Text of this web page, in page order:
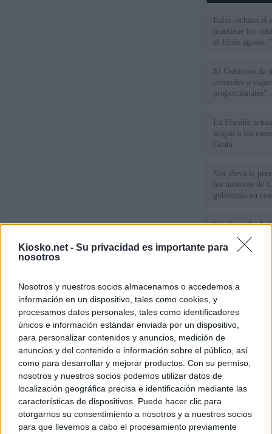
Kiosko.net - Su privacidad es importante para
nosotros
Nosotros y nuestros socios almacenamos o accedemos a
información en un dispositivo, tales como cookies, y
procesamos datos personales, tales como identificadores
únicos e información estándar enviada por un dispositivo,
para personalizar contenidos y anuncios, medición de
anuncios y del contenido e información sobre el público, así
como para desarrollar y mejorar productos. Con su permiso,
nosotros y nuestros socios podemos utilizar datos de
localización geográfica precisa e identificación mediante las
características de dispositivos. Puede hacer clic para
otorgarnos su consentimiento a nosotros y a nuestros socios
para que llevemos a cabo el procesamiento previamente
Italia rechaza
mantiene los
el 15 de agosto:
El Gobierno da
controles a
proporcionales"
La Fiscalía
acojan a los
Ceuta
Vox eleva la
los menores de
gobiernan en
Un diputado de
ante la Fiscalía
los inmigrantes”
ministros
de Ceuta
© Kiosko.net Aviso Legal Privacidad y Cookies